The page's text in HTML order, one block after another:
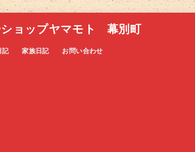
ョップヤマモト 幕別町
記 家族日記 お問い合わせ